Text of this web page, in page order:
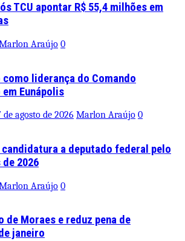
TCU apontar R$ 55,4 milhões em
Araújo 0
liderança do Comando
Eunápolis
de agosto de 2026 Marlon Araújo 0
candidatura a deputado federal pelo
2026
Araújo 0
de Moraes e reduz pena de
janeiro